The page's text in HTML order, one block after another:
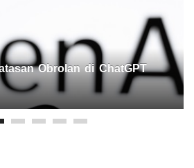
Obrolan di ChatGPT